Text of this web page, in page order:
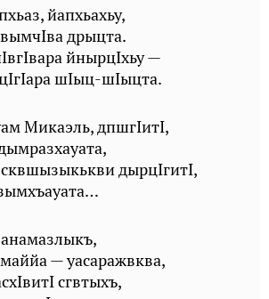
йапхьахьу,
дрыцта.
йнырцIхьу —
шIыц-шIыцта.
Микаэль, дпшгIитI,
дырцIгитI,
— уасаражвква,
сгвтыхъ,